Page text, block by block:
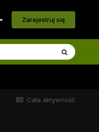
Zarejestruj się
Cała aktywność